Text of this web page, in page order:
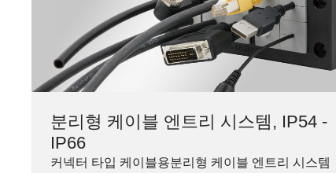
분리형 케이블 엔트리 시스템, IP54 -
IP66
커넥터 타입 케이블용분리형 케이블 엔트리 시스템